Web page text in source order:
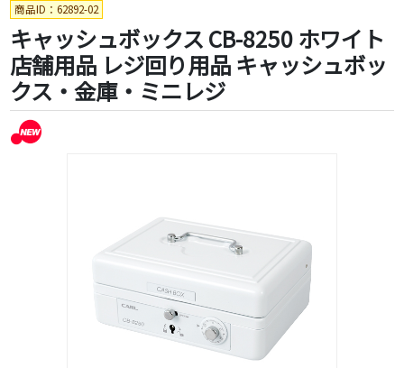
商品ID：62892-02
キャッシュボックス CB-8250 ホワイト
店舗用品 レジ回り用品 キャッシュボッ
クス・金庫・ミニレジ